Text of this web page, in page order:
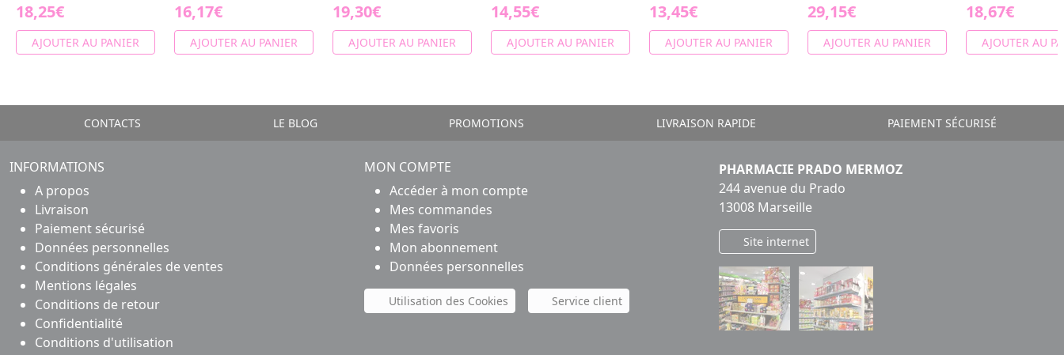
18,25€
AJOUTER AU PANIER
16,17€
AJOUTER AU PANIER
19,30€
AJOUTER AU PANIER
14,55€
AJOUTER AU PANIER
13,45€
AJOUTER AU PANIER
29,15€
AJOUTER AU PANIER
18,67€
AJOUTER AU
CONTACTS LE BLOG PROMOTIONS LIVRAISON RAPIDE PAIEMENT SÉCURISÉ
INFORMATIONS
A propos
Livraison
Paiement sécurisé
Données personnelles
Conditions générales de ventes
Mentions légales
Conditions de retour
Confidentialité
Conditions d'utilisation
MON COMPTE
Accéder à mon compte
Mes commandes
Mes favoris
Mon abonnement
Données personnelles
Utilisation des Cookies Service client
PHARMACIE PRADO MERMOZ
244 avenue du Prado
13008 Marseille
Site internet